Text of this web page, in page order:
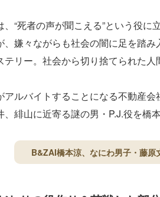
、“死者の声が聞こえる”という役
、嫌々ながらも社会の闇に足を踏
テリー。社会から切り捨てられた人
アルバイトすることになる不動産
、緋山に近寄る謎の男・P.J.役を橋本
B&ZAI橋本涼、なにわ男子・藤